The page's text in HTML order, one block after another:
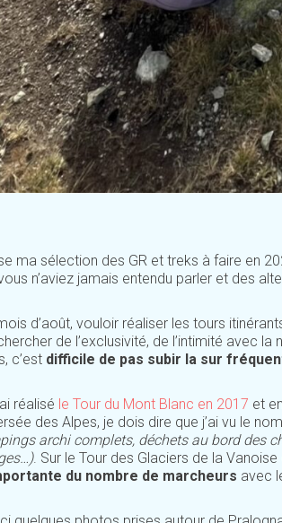
ma sélection des GR et treks à faire en
n’aviez jamais entendu parler et des
d’août, vouloir réaliser les tours
de l’exclusivité, de l’intimité avec
c’est difficile de pas subir la sur
réalisé le Tour du Mont Blanc en 2017 et
des Alpes, je dois dire que j’ai vu le
archi complets, déchets au bord des
. Sur le Tour des Glaciers de la
du nombre de marcheurs avec